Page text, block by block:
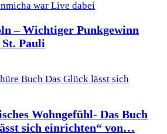
– Wichtiger Punkgewinn
Pauli
Wohngefühl- Das Buch
sich einrichten“ von…